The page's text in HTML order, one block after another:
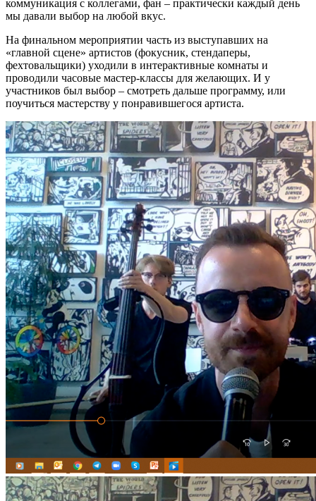
коммуникация с коллегами, фан – практически каждый день
мы давали выбор на любой вкус.
На финальном мероприятии часть из выступавших на
«главной сцене» артистов (фокусник, стендаперы,
фехтовальщики) уходили в интерактивные комнаты и
проводили часовые мастер-классы для желающих. И у
участников был выбор – смотреть дальше программу, или
поучиться мастерству у понравившегося артиста.